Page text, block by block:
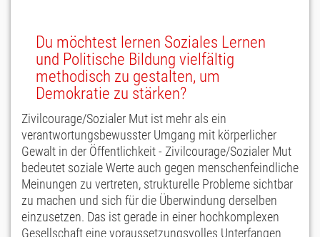
Du möchtest lernen Soziales Lernen
und Politische Bildung vielfältig
methodisch zu gestalten, um
Demokratie zu stärken?
Zivilcourage/Sozialer Mut ist mehr als ein
verantwortungsbewusster Umgang mit körperlicher
Gewalt in der Öffentlichkeit - Zivilcourage/Sozialer Mut
bedeutet soziale Werte auch gegen menschenfeindliche
Meinungen zu vertreten, strukturelle Probleme sichtbar
zu machen und sich für die Überwindung derselben
einzusetzen. Das ist gerade in einer hochkomplexen
Gesellschaft eine voraussetzungsvolles Unterfangen